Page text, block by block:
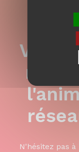
Vous
notre
N'hésitez pas